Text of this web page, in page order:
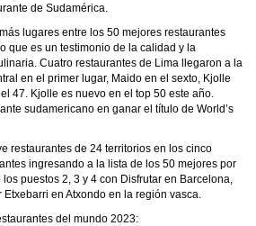
de Sudamérica.
lugares entre los 50 mejores restaurantes
que es un testimonio de la calidad y la
Cuatro restaurantes de Lima llegaron a la
en el primer lugar, Maido en el sexto, Kjolle
47. Kjolle es nuevo en el top 50 este año.
sudamericano en ganar el título de World’s
restaurantes de 24 territorios en los cinco
ingresando a la lista de los 50 mejores por
puestos 2, 3 y 4 con Disfrutar en Barcelona,
Etxebarri en Atxondo en la región vasca.
del mundo 2023: